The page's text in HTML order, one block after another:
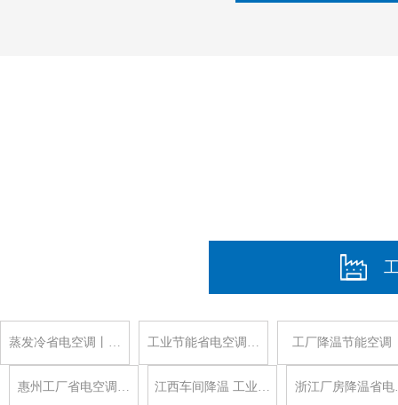
蒸发冷省电空调丨… 工业节能省电空调… 工厂降温节能空调
惠州工厂省电空调… 江西车间降温 工业… 浙江厂房降温省